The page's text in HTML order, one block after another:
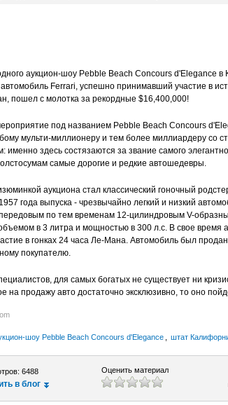
аукцион-шоу Pebble Beach Concours d'Elegance
Ferrari, успешно принимавший участие в
пошел с молотка за рекордные $16,400,000!
под названием Pebble Beach Concours
мульти-миллионеру и тем более миллиардеру со
именно здесь состязаются за звание самого
самые дорогие и редкие автошедевры.
аукциона стал классический гоночный
года выпуска - чрезвычайно легкий и низкий
по тем временам 12-цилиндровым V-
в 3 литра и мощностью в 300 л.с. В свое время
в гонках 24 часа Ле-Мана. Автомобиль был
покупателю.
для самых богатых не существует ни
на продажу авто достаточно эксклюзивно, то оно
шоу Pebble Beach Concours d'Elegance штат
6488
в блог
Оценить материал